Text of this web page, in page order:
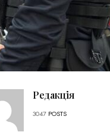
Редакція
3047 POSTS